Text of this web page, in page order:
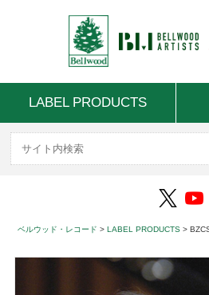
LABEL PRODUCTS
ベルウッド・レコード >LABEL PRODUCTS >